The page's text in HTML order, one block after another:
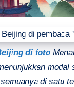
di foto
di satu